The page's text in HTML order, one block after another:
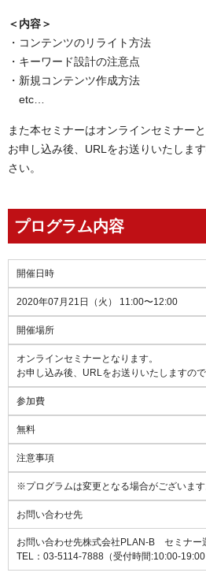
＜内容＞
・コンテンツのリライト方法
・キーワード設計の注意点
・新規コンテンツ作成方法
etc…
また本セミナーはオンラインセミナーと
お申し込み後、URLをお送りいたしま
さい。
プログラム内容
開催日時
2020年07月21日（火） 11:00〜12:00
開催場所
オンラインセミナーとなります。
お申し込み後、URLをお送りいたしますの
参加費
無料
注意事項
※プログラムは変更となる場合がございます
お問い合わせ先
お問い合わせ先株式会社PLAN-B セミナ
TEL：03-5114-7888（受付時間:10:00-19:00